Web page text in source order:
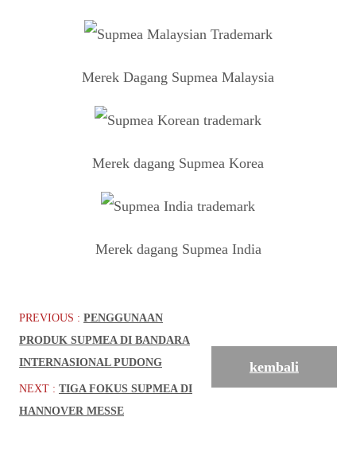
Merek Dagang Supmea Malaysia
Merek dagang Supmea Korea
Merek dagang Supmea India
PREVIOUS : PENGGUNAAN
PRODUK SUPMEA DI BANDARA
INTERNASIONAL PUDONG
NEXT : TIGA FOKUS SUPMEA DI
HANNOVER MESSE
kembali